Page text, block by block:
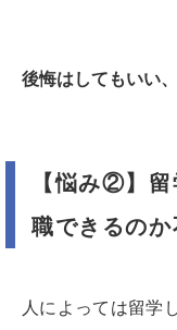
後悔はしてもいい
【悩み②】
職できるのか
人によっては留学